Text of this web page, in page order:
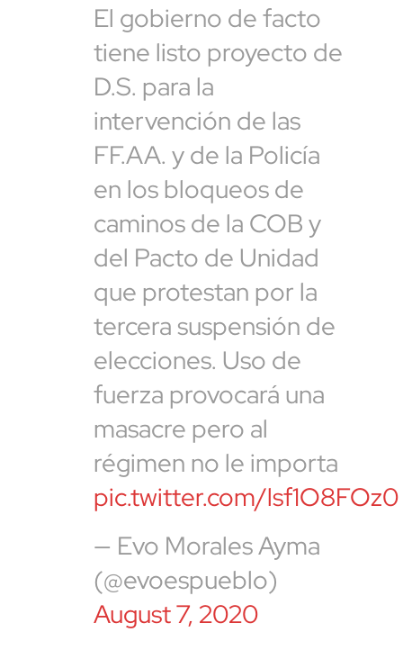
El gobierno de facto
tiene listo proyecto de
D.S. para la
intervención de las
FF.AA. y de la Policía
en los bloqueos de
caminos de la COB y
del Pacto de Unidad
que protestan por la
tercera suspensión de
elecciones. Uso de
fuerza provocará una
masacre pero al
régimen no le importa
pic.twitter.com/lsf1O8FOz0
— Evo Morales Ayma
(@evoespueblo)
August 7, 2020